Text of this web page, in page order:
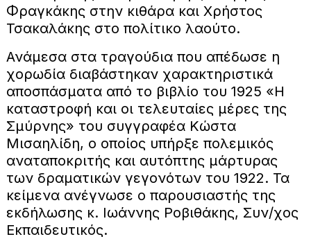
Φραγκάκης στην κιθάρα και Χρήστος
Τσακαλάκης στο πολίτικο λαούτο.
Ανάμεσα στα τραγούδια που απέδωσε η
χορωδία διαβάστηκαν χαρακτηριστικά
αποσπάσματα από το βιβλίο του 1925 «Η
καταστροφή και οι τελευταίες μέρες της
Σμύρνης» του συγγραφέα Κώστα
Μισαηλίδη, ο οποίος υπήρξε πολεμικός
αναταποκριτής και αυτόπτης μάρτυρας
των δραματικών γεγονότων του 1922. Τα
κείμενα ανέγνωσε ο παρουσιαστής της
εκδήλωσης κ. Ιωάννης Ροβιθάκης, Συν/χος
Εκπαιδευτικός.